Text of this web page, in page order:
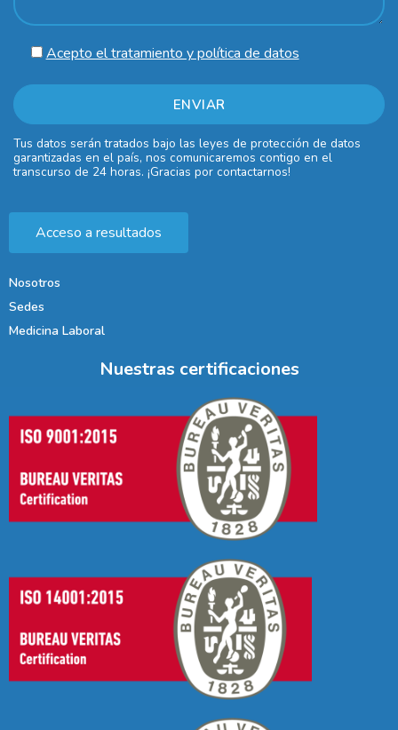
Acepto el tratamiento y política de datos
Tus datos serán tratados bajo las leyes de protección de datos
garantizadas en el país, nos comunicaremos contigo en el
transcurso de 24 horas. ¡Gracias por contactarnos!
Acceso a resultados
Nosotros
Sedes
Medicina Laboral
Nuestras certificaciones